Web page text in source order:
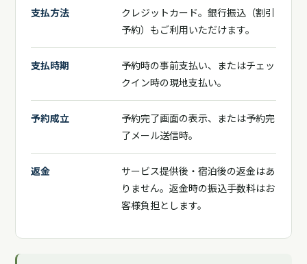
支払方法
クレジットカード。銀行振込（割引
予約）もご利用いただけます。
支払時期
予約時の事前支払い、またはチェッ
クイン時の現地支払い。
予約成立
予約完了画面の表示、または予約完
了メール送信時。
返金
サービス提供後・宿泊後の返金はあ
りません。返金時の振込手数料はお
客様負担とします。